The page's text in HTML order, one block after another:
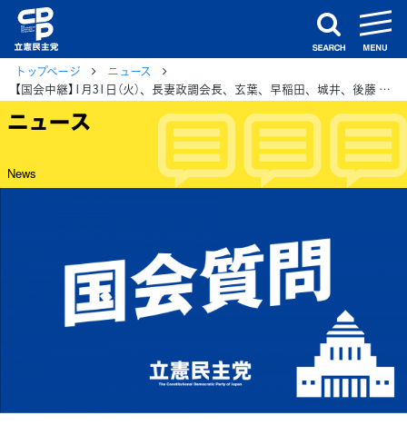
search
トップページ
ニュース
【国会中継】1月31日（火）、長妻政調会長、玄葉、早稲田、城井、後藤 各議員が衆院予算委員会で基本的質疑
ニュース
News